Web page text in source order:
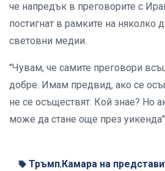
че напредък в преговорите с
постигнат в рамките на няколко
световни медии.
"Чувам, че самите преговори
добре. Имам предвид, ако се
не се осъществят. Кой знае? Но
може да стане още през
Тръмп, Камара на